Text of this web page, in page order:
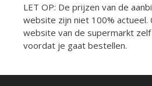
LET OP: De prijzen van de
website zijn niet 100% actueel.
website van de supermarkt
voordat je gaat bestellen.